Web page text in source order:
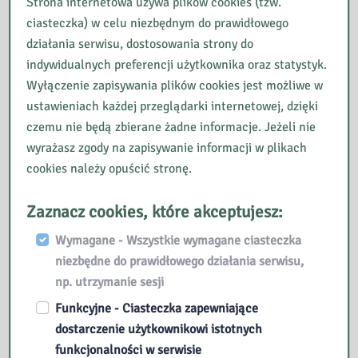
ze
Społecznej
Szkoły
Podstawow
ej STO w
Ciechanow
ie, aby
wziąć
udział w
czytelniczy
ch
„Ukryta
zajęcia
Czytaj
więcej »
Ciechanow
ie
zrealizował
a kolejny
punkt
innowacji
pedagogicz
nej „Z
książką w
wartości”.
Tematem
zajęć
książką
Czytaj
więcej »
kwietnia
Wioletta
Wydziału
Udostępnia
nia
Zbiorów BP
spotkała
Wesołka z
Niepublicz
nego
ciasteczka) w celu niezbędnym do prawidłowego
działania serwisu, dostosowania strony do
indywidualnych preferencji użytkownika oraz statystyk.
Wyłączenie zapisywania plików cookies jest możliwe w
ustawieniach każdej przeglądarki internetowej, dzięki
czemu nie będą zbierane żadne informacje. Jeżeli nie
wyrażasz zgody na zapisywanie informacji w plikach
cookies należy opuścić stronę.
Zaznacz cookies, które akceptujesz:
Wymagane - Wszystkie wymagane ciasteczka
niezbędne do prawidłowego działania serwisu,
np. utrzymanie sesji
Funkcyjne - Ciasteczka zapewniające
dostarczenie użytkownikowi istotnych
funkcjonalności w serwisie